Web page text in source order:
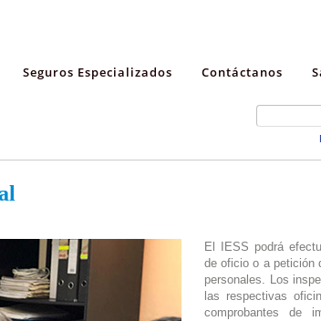
Seguros Especializados Contáctanos
El IESS podrá
de oficio o a petición
personales. Los
las respectivas
comprobantes de